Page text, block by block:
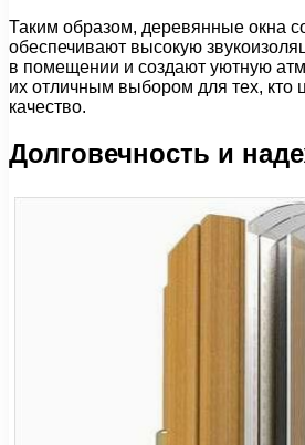
Таким образом, деревянные окна
обеспечивают высокую
в помещении и создают уютную
их отличным выбором для тех, кто
качество.
Долговечность и